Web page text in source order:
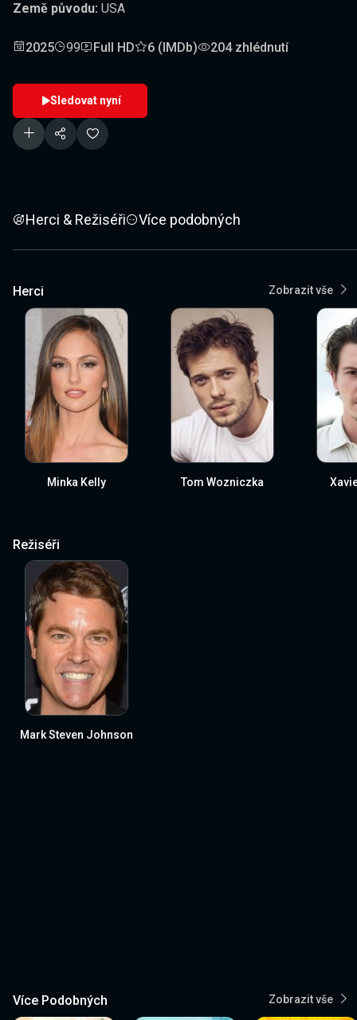
Země původu: USA
2025 99 Full HD 6 (IMDb) 204 zhlédnutí
Sledovat nyní
Herci & Režiséři Více podobných
Herci Zobrazit vše
Minka Kelly Tom Wozniczka
Režiséři
Mark Steven Johnson
Více Podobných Zobrazit vše